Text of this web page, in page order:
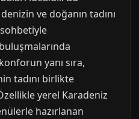
ve doğanın tadını
sohbetiyle
yanı sıra,
tadını birlikte
yerel Karadeniz
hazırlanan